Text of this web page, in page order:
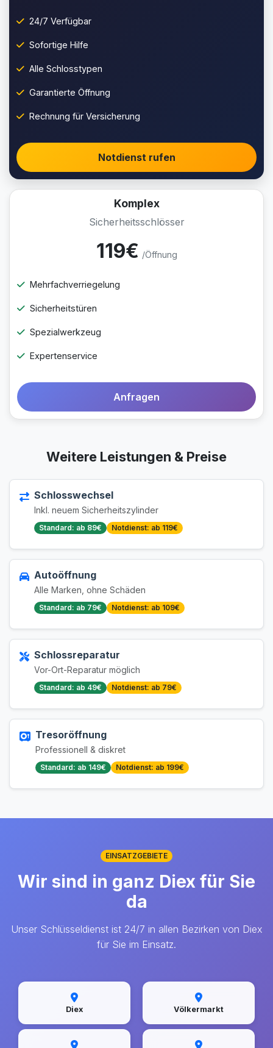
24/7 Verfügbar
Sofortige Hilfe
Alle Schlosstypen
Garantierte Öffnung
Rechnung für Versicherung
Notdienst rufen
Komplex
Sicherheitsschlösser
119€ /Öffnung
Mehrfachverriegelung
Sicherheitstüren
Spezialwerkzeug
Expertenservice
Anfragen
Weitere Leistungen & Preise
Schlosswechsel
Inkl. neuem Sicherheitszylinder
Standard: ab 89€ Notdienst: ab 119€
Autoöffnung
Alle Marken, ohne Schäden
Standard: ab 79€ Notdienst: ab 109€
Schlossreparatur
Vor-Ort-Reparatur möglich
Standard: ab 49€ Notdienst: ab 79€
Tresoröffnung
Professionell & diskret
Standard: ab 149€ Notdienst: ab 199€
EINSATZGEBIETE
Wir sind in ganz Diex für Sie
da
Unser Schlüsseldienst ist 24/7 in allen Bezirken von Diex
für Sie im Einsatz.
Diex Völkermarkt